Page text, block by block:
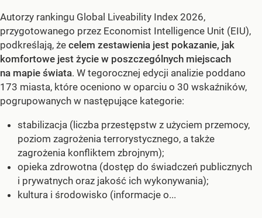
Autorzy rankingu Global Liveability Index 2026,
przygotowanego przez Economist Intelligence Unit (EIU),
podkreślają, że celem zestawienia jest pokazanie, jak
komfortowe jest życie w poszczególnych miejscach
na mapie świata. W tegorocznej edycji analizie poddano
173 miasta, które oceniono w oparciu o 30 wskaźników,
pogrupowanych w następujące kategorie:
stabilizacja (liczba przestępstw z użyciem przemocy,
poziom zagrożenia terrorystycznego, a także
zagrożenia konfliktem zbrojnym);
opieka zdrowotna (dostęp do świadczeń publicznych
i prywatnych oraz jakość ich wykonywania);
kultura i środowisko (informacje o...